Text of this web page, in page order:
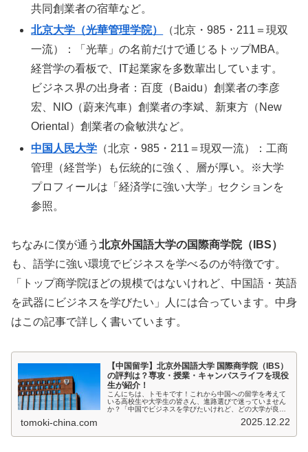
共同創業者の宿華など。
北京大学（光華管理学院）
（北京・985・211＝現双
一流）：「光華」の名前だけで通じるトップMBA。
経営学の看板で、IT起業家を多数輩出しています。
ビジネス界の出身者：百度（Baidu）創業者の李彦
宏、NIO（蔚来汽車）創業者の李斌、新東方（New
Oriental）創業者の兪敏洪など。
中国人民大学 （北京・985・211＝現双一流）：工商
管理（経営学）も伝統的に強く、層が厚い。※大学
プロフィールは「経済学に強い大学」セクションを
参照。
ちなみに僕が通う 北京外国語大学の国際商学院（IBS）
も、語学に強い環境でビジネスを学べるのが特徴です。
「トップ商学院ほどの規模ではないけれど、中国語・英語
を武器にビジネスを学びたい」人には合っています。中身
はこの記事で詳しく書いています。
【中国留学】北京外国語大学 国際商学院（IBS）
の評判は？専攻・授業・キャンパスライフを現役
生が紹介！
こんにちは、トモキです！これから中国への留学を考えて
いる高校生や大学生の皆さん、進路選びで迷っていません
か？「中国でビジネスを学びたいけれど、どの大学が良い
tomoki-china.com 2025.12.22